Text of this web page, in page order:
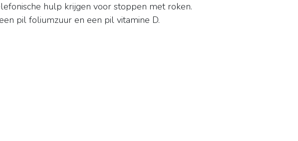
hulp krijgen voor stoppen met roken.
pil foliumzuur en een pil vitamine D.